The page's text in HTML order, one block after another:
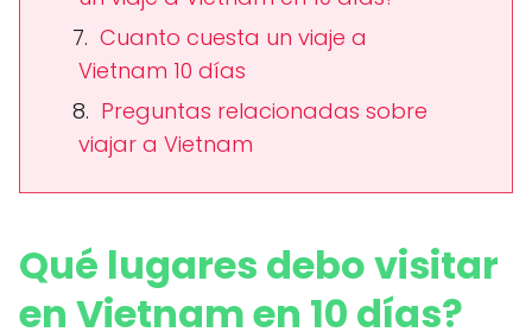
Cuanto cuesta un viaje a
Vietnam 10 días
Preguntas relacionadas sobre
viajar a Vietnam
Qué lugares debo visitar
en Vietnam en 10 días?